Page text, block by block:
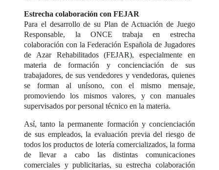
Estrecha colaboración con FEJAR
Para el desarrollo de su Plan de Actuación de Juego
Responsable, la ONCE trabaja en estrecha
colaboración con la Federación Española de Jugadores
de Azar Rehabilitados (FEJAR), especialmente en
materia de formación y concienciación de sus
trabajadores, de sus vendedores y vendedoras, quienes
se forman al unísono, con el mismo mensaje,
promoviendo los mismos valores, y con manuales
supervisados por personal técnico en la materia.
Así, tanto la permanente formación y concienciación
de sus empleados, la evaluación previa del riesgo de
todos los productos de lotería comercializados, la forma
de llevar a cabo las distintas comunicaciones
comerciales y publicitarias, su estrecha colaboración